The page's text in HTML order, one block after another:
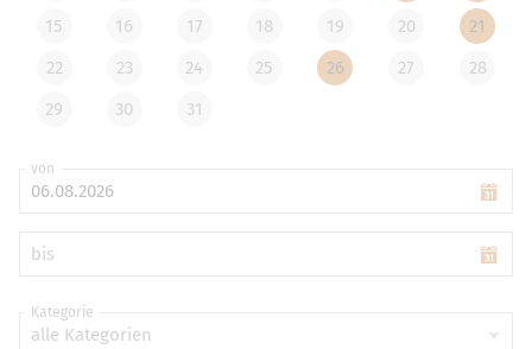
15
16 17 18 19 20
21
22
23 24 25 26 27
28
29
30 31
von
bis
alle Kategorien
Kategorie